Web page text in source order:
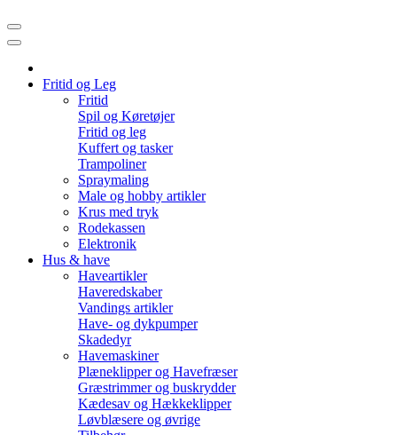
Fritid og Leg
Fritid
Spil og Køretøjer
Fritid og leg
Kuffert og tasker
Trampoliner
Spraymaling
Male og hobby artikler
Krus med tryk
Rodekassen
Elektronik
Hus & have
Haveartikler
Haveredskaber
Vandings artikler
Have- og dykpumper
Skadedyr
Havemaskiner
Plæneklipper og Havefræser
Græstrimmer og buskrydder
Kædesav og Hækkeklipper
Løvblæsere og øvrige